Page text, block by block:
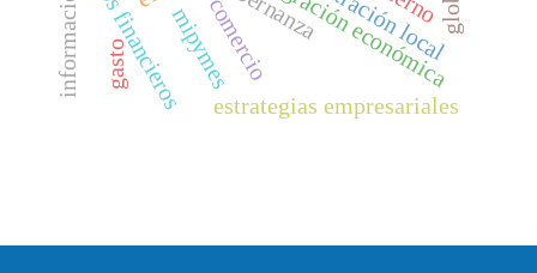
comercio
flujos financierosmipymes
estrategias empresariales
gasto